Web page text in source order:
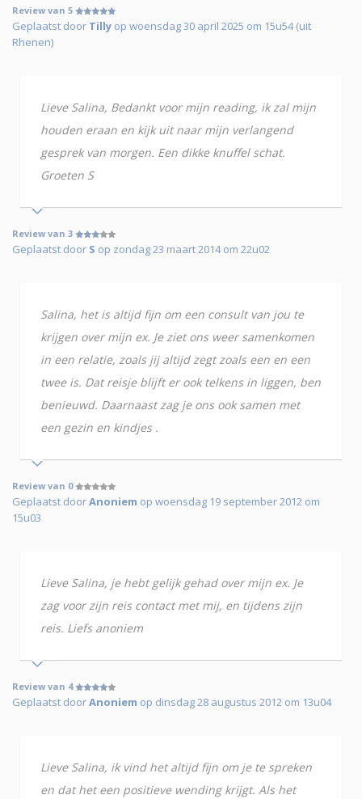
Review van 5
Geplaatst door Tilly op woensdag 30 april 2025 om 15u54 (uit
Rhenen)
Lieve Salina, Bedankt voor mijn reading, ik zal mijn
houden eraan en kijk uit naar mijn verlangend
gesprek van morgen. Een dikke knuffel schat.
Groeten S
Review van 3
Geplaatst door S op zondag 23 maart 2014 om 22u02
Salina, het is altijd fijn om een consult van jou te
krijgen over mijn ex. Je ziet ons weer samenkomen
in een relatie, zoals jij altijd zegt zoals een en een
twee is. Dat reisje blijft er ook telkens in liggen, ben
benieuwd. Daarnaast zag je ons ook samen met
een gezin en kindjes .
Review van 0
Geplaatst doorAnoniem op woensdag 19 september 2012 om
15u03
Lieve Salina, je hebt gelijk gehad over mijn ex. Je
zag voor zijn reis contact met mij, en tijdens zijn
reis. Liefs anoniem
Review van 4
Geplaatst doorAnoniem op dinsdag 28 augustus 2012 om 13u04
Lieve Salina, ik vind het altijd fijn om je te spreken
en dat het een positieve wending krijgt. Als het